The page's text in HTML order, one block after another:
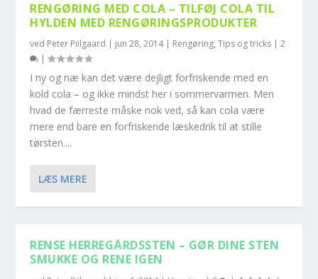
RENGØRING MED COLA – TILFØJ COLA TIL
HYLDEN MED RENGØRINGSPRODUKTER
ved Peter Piilgaard | jun 28, 2014| Rengøring,Tips og tricks |2
|
I ny og næ kan det være dejligt forfriskende med en
kold cola – og ikke mindst her i sommervarmen. Men
hvad de færreste måske nok ved, så kan cola være
mere end bare en forfriskende læskedrik til at stille
tørsten....
LÆS MERE
RENSE HERREGÅRDSSTEN – GØR DINE STEN
SMUKKE OG RENE IGEN